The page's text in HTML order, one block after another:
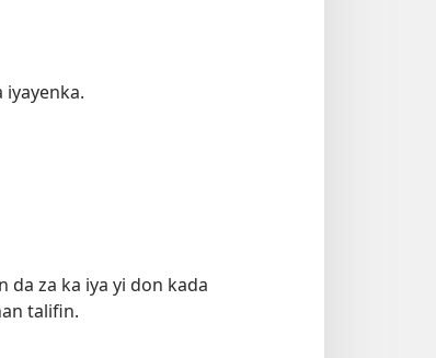
iyayenka.
da za ka iya yi don kada
talifin.